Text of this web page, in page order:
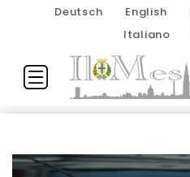
Deutsch English
Italiano